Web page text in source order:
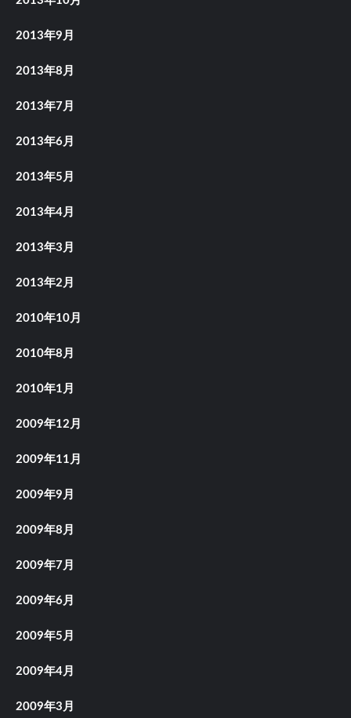
2013年9月
2013年8月
2013年7月
2013年6月
2013年5月
2013年4月
2013年3月
2013年2月
2010年10月
2010年8月
2010年1月
2009年12月
2009年11月
2009年9月
2009年8月
2009年7月
2009年6月
2009年5月
2009年4月
2009年3月